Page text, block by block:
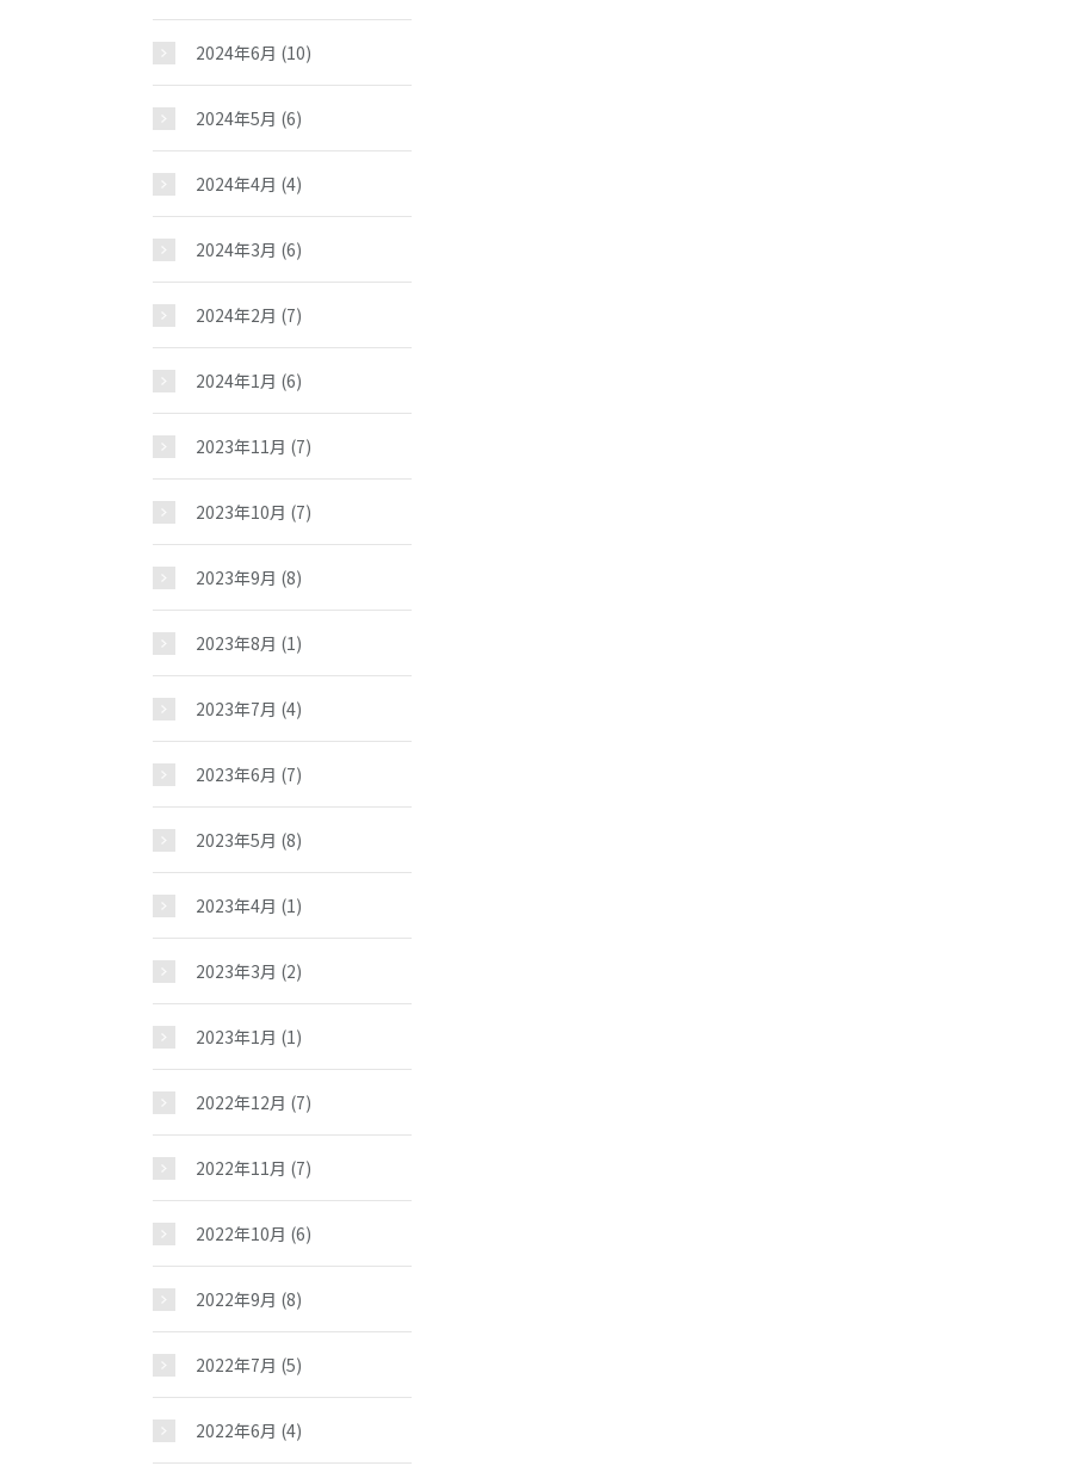
2024年6月 (10)
2024年5月 (6)
2024年4月 (4)
2024年3月 (6)
2024年2月 (7)
2024年1月 (6)
2023年11月 (7)
2023年10月 (7)
2023年9月 (8)
2023年8月 (1)
2023年7月 (4)
2023年6月 (7)
2023年5月 (8)
2023年4月 (1)
2023年3月 (2)
2023年1月 (1)
2022年12月 (7)
2022年11月 (7)
2022年10月 (6)
2022年9月 (8)
2022年7月 (5)
2022年6月 (4)